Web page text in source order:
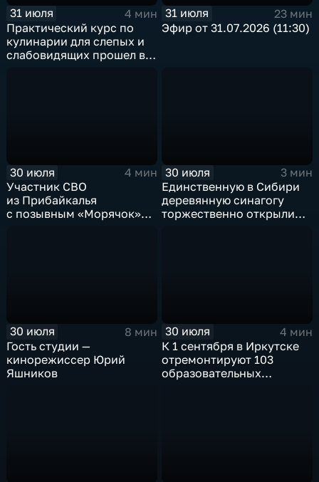
31 июля
4 мин
Практический курс по
кулинарии для слепых и
слабовидящих прошел в
31 июля
23 мин
Эфир от 31.07.2026 (11:30)
30 июля
4 мин
Участник СВО
из Прибайкалья
с позывным «Морячок»
30 июля
3 мин
Единственную в Сибири
деревянную синагогу
торжественно открыли
30 июля
8 мин
Гость студии —
кинорежиссер Юрий
Яшников
30 июля
4 мин
К 1 сентября в Иркутске
отремонтируют 103
образовательных